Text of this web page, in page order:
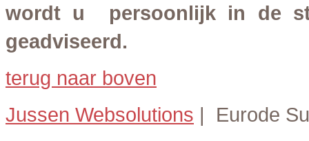
wordt u persoonlijk in de
geadviseerd.
terug naar boven
Jussen Websolutions | Eurode